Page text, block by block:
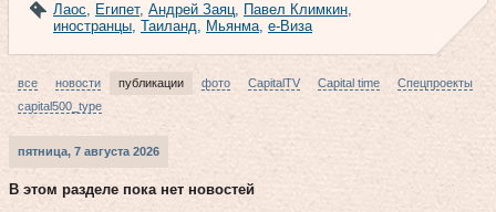
Лаос, Египет, Андрей Заяц, Павел Климкин,
иностранцы, Таиланд, Мьянма, е-Виза
все новости публикации фото CapitalTV Capital time
Спецпроекты
capital500_type
пятница, 7 августа 2026
В этом разделе пока нет новостей